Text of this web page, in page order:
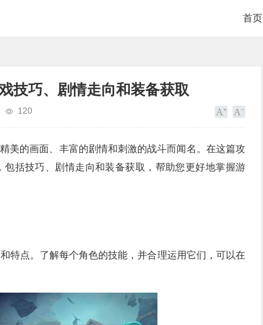
首页
技巧、剧情走向和装备获取
120
美的画面、丰富的剧情和刺激的战斗而闻名。在这篇攻
括技巧、剧情走向和装备获取，帮助您更好地掌握游
特点。了解每个角色的技能，并合理运用它们，可以在